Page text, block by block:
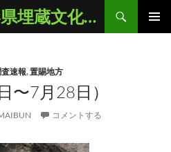
公益財団法人山形県埋蔵文化財センター
速報,置賜地方
〜7月28日）
コメントする